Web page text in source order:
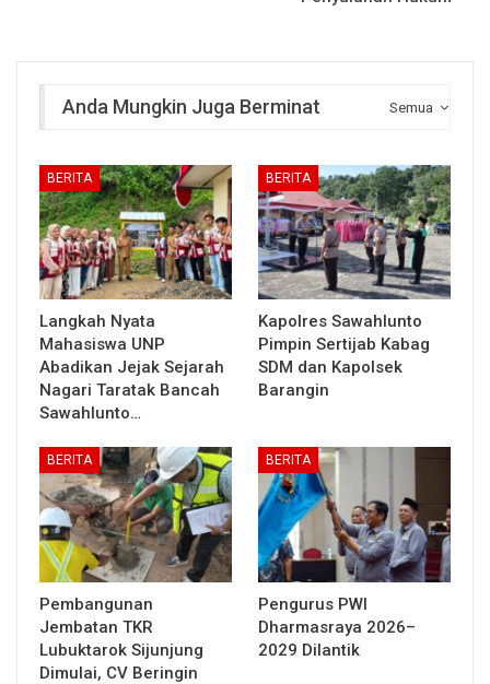
Semua
Anda Mungkin Juga Berminat
BERITA
Langkah Nyata
Mahasiswa UNP
Abadikan Jejak Sejarah
Nagari Taratak Bancah
Sawahlunto…
BERITA
Kapolres Sawahlunto
Pimpin Sertijab Kabag
SDM dan Kapolsek
Barangin
BERITA
Pembangunan
Jembatan TKR
Lubuktarok Sijunjung
Dimulai, CV Beringin
BERITA
Pengurus PWI
Dharmasraya 2026–
2029 Dilantik